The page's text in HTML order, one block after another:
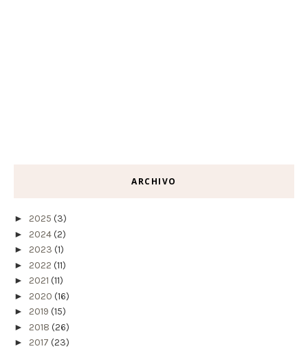
ARCHIVO
► 2025 (3)
► 2024(2)
► 2023 (1)
► 2022 (11)
► 2021 (11)
► 2020 (16)
► 2019 (15)
► 2018 (26)
► 2017 (23)